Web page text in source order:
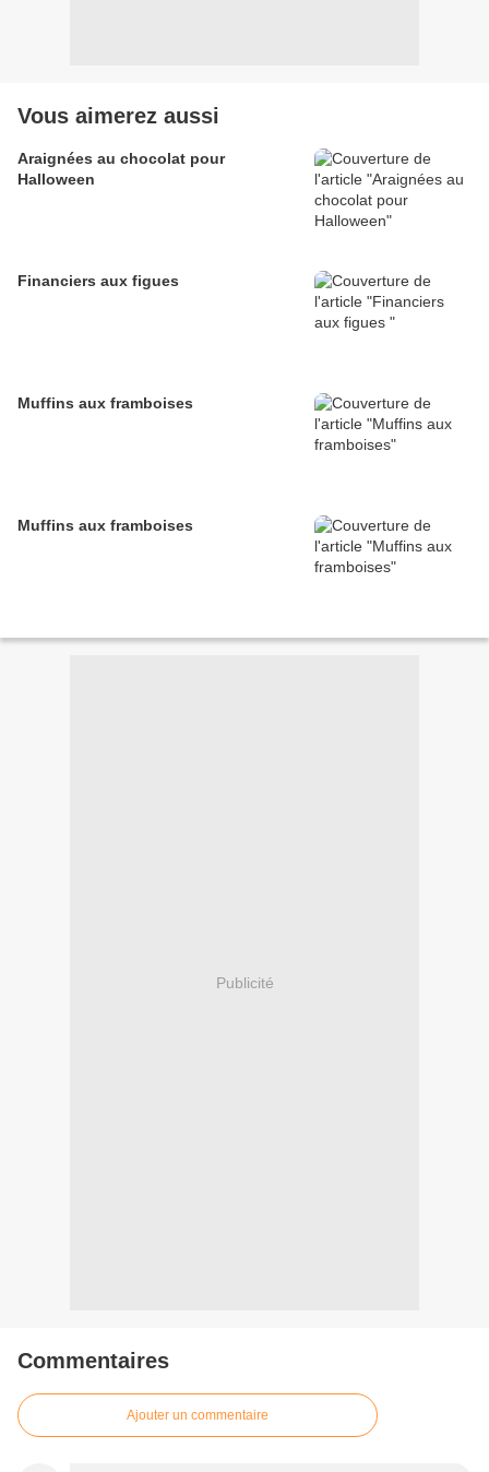
Vous aimerez aussi
Araignées au chocolat pour
Halloween
Financiers aux figues
Muffins aux framboises
Muffins aux framboises
Publicité
Commentaires
Ajouter un commentaire